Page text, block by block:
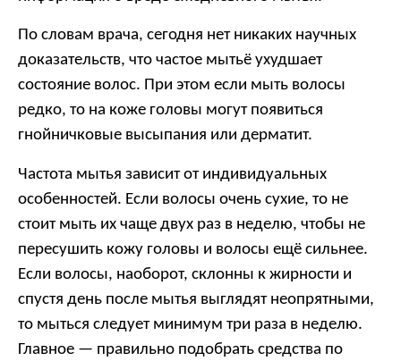
По словам врача, сегодня нет никаких научных
доказательств, что частое мытьё ухудшает
состояние волос. При этом если мыть волосы
редко, то на коже головы могут появиться
гнойничковые высыпания или дерматит.
Частота мытья зависит от индивидуальных
особенностей. Если волосы очень сухие, то не
стоит мыть их чаще двух раз в неделю, чтобы не
пересушить кожу головы и волосы ещё сильнее.
Если волосы, наоборот, склонны к жирности и
спустя день после мытья выглядят неопрятными,
то мыться следует минимум три раза в неделю.
Главное — правильно подобрать средства по